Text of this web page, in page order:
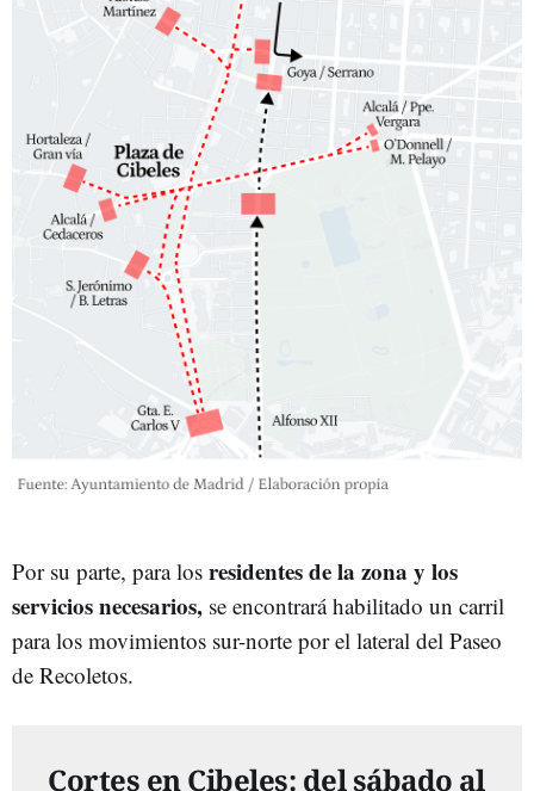
Por su parte, para los residentes de la zona y los
servicios necesarios, se encontrará habilitado un carril
para los movimientos sur-norte por el lateral del Paseo
de Recoletos.
Cortes en Cibeles: del sábado al